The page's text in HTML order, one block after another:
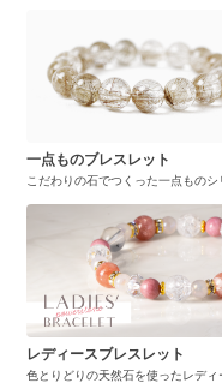
一点ものブレスレット
こだわりの石でつくった一点ものシ
レディースブレスレット
色とりどりの天然石を使ったレディ